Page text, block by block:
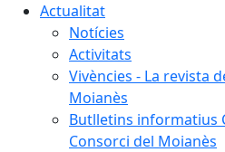
Actualitat
Notícies
Activitats
Vivències - La revista
Moianès
Butlletins informatius
Consorci del Moianès